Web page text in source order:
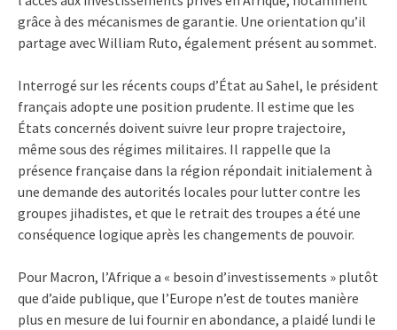
grâce à des mécanismes de garantie. Une orientation qu’il
partage avec William Ruto, également présent au sommet.
Interrogé sur les récents coups d’État au Sahel, le président
français adopte une position prudente. Il estime que les
États concernés doivent suivre leur propre trajectoire,
même sous des régimes militaires. Il rappelle que la
présence française dans la région répondait initialement à
une demande des autorités locales pour lutter contre les
groupes jihadistes, et que le retrait des troupes a été une
conséquence logique après les changements de pouvoir.
Pour Macron, l’Afrique a « besoin d’investissements » plutôt
que d’aide publique, que l’Europe n’est de toutes manière
plus en mesure de lui fournir en abondance, a plaidé lundi le